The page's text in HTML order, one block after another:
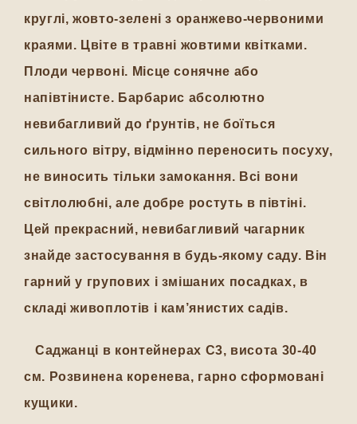
круглі, жовто-зелені з оранжево-червоними
краями. Цвіте в травні жовтими квітками.
Плоди червоні. Місце сонячне або
напівтінисте. Барбарис абсолютно
невибагливий до ґрунтів, не боїться
сильного вітру, відмінно переносить посуху,
не виносить тільки замокання. Всі вони
світлолюбні, але добре ростуть в півтіні.
Цей прекрасний, невибагливий чагарник
знайде застосування в будь-якому саду. Він
гарний у групових і змішаних посадках, в
складі живоплотів і кам’янистих садів.
Саджанці в контейнерах С3, висота 30-40
см. Розвинена коренева, гарно сформовані
кущики.